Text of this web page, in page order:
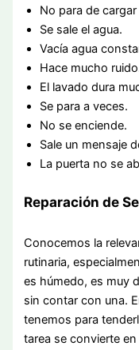
No para de cargar
Se sale el agua.
Vacía agua
Hace mucho
El lavado dura
Se para a veces.
No se enciende.
Sale un mensaje
La puerta no se
Reparación de
Conocemos la
rutinaria,
es húmedo, es muy
sin contar con una.
tenemos para
tarea se convierte